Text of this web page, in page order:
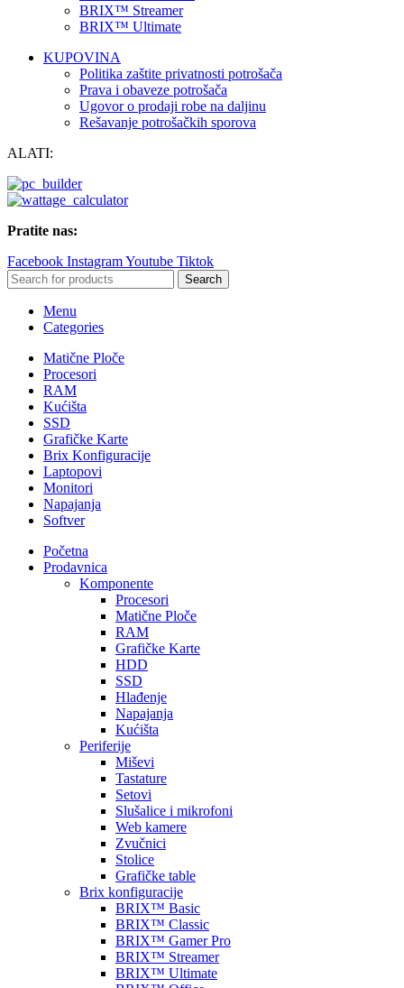
BRIX™ Streamer
BRIX™ Ultimate
KUPOVINA
Politika zaštite privatnosti potrošača
Prava i obaveze potrošača
Ugovor o prodaji robe na daljinu
Rešavanje potrošačkih sporova
ALATI:
Pratite nas:
Facebook InstagramYoutube Tiktok
Search
Menu
Categories
Matične Ploče
Procesori
RAM
Kućišta
SSD
Grafičke Karte
Brix Konfiguracije
Laptopovi
Monitori
Napajanja
Softver
Početna
Prodavnica
Komponente
Procesori
Matične Ploče
RAM
Grafičke Karte
HDD
SSD
Hlađenje
Napajanja
Kućišta
Periferije
Miševi
Tastature
Setovi
Slušalice i mikrofoni
Web kamere
Zvučnici
Stolice
Grafičke table
Brix konfiguracije
BRIX™ Basic
BRIX™ Classic
BRIX™ Gamer Pro
BRIX™ Streamer
BRIX™ Ultimate